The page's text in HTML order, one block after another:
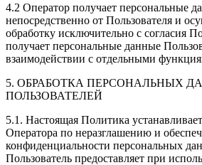
4.2 Оператор получает персональные
непосредственно от Пользователя и
обработку исключительно с согласия
получает персональные данные
взаимодействии с отдельными
5. ОБРАБОТКА ПЕРСОНАЛЬНЫХ
ПОЛЬЗОВАТЕЛЕЙ
5.1. Настоящая Политика устанавливает
Оператора по неразглашению и
конфиденциальности персональных
Пользователь предоставляет при